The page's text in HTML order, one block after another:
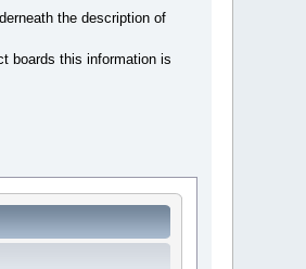
the description of
boards this information is